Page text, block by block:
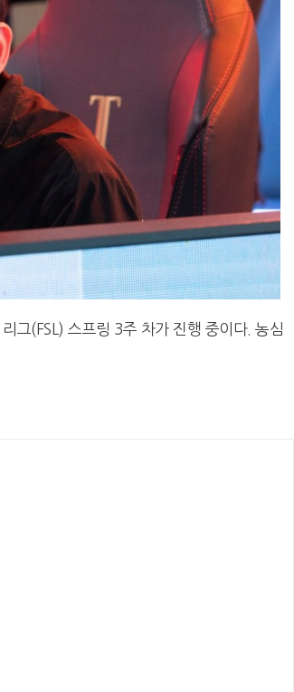
그(FSL) 스프링 3주 차가 진행 중이다. 농심